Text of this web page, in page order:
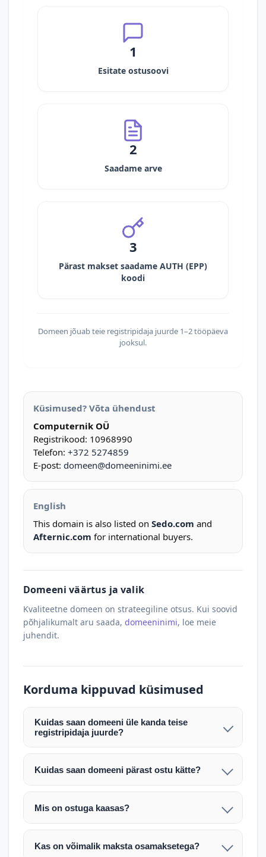
1
Esitate ostusoovi
2
Saadame arve
3
Pärast makset saadame AUTH (EPP)
koodi
Domeen jõuab teie registripidaja juurde 1–2 tööpäeva
jooksul.
Küsimused? Võta ühendust
Computernik OÜ
Registrikood: 10968990
Telefon: +372 5274859
E-post: domeen@domeeninimi.ee
English
This domain is also listed on Sedo.com and
Afternic.com for international buyers.
Domeeni väärtus ja valik
Kvaliteetne domeen on strateegiline otsus. Kui soovid
põhjalikumalt aru saada, domeeninimi, loe meie
juhendit.
Korduma kippuvad küsimused
Kuidas saan domeeni üle kanda teise
registripidaja juurde?
Pärast makse laekumist edastame teile domeeni
AUTH (EPP) koodi. Selle abil saate domeeni üle
Domeeni ülekandmine toimub registripidajate
tööpäeva. Täpsemad juhised saadetakse teile e-
posti teel pärast tehingu kinnitamist.
Kuidas saan domeeni pärast ostu kätte?
Pärast ostu vormistamist väljastame arve.
Maksekinnituse järel edastame teile domeeni
enda valitud registripidaja juurde.
Mis on ostuga kaasas?
Ostuga kaasas on domeeninime omandiõigus.
Veebimajutust ja e-posti teenuseid tuleb tellida
Kas on võimalik maksta osamaksetega?